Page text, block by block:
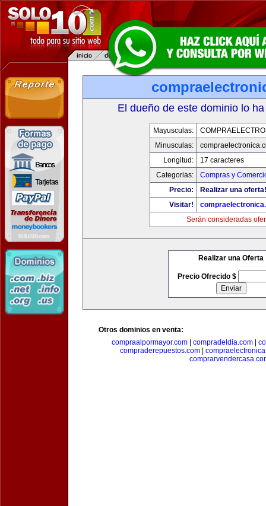
El dueño de este dominio lo
Mayusculas:
Minusculas:
Longitud:
17 caracteres
Categorias:
Compras y
Precio:
Realizar una oferta!
Visitar!
Serán consideradas
Realizar una Oferta
Precio Ofrecido $
Otros dominios en venta:
compraalpormayor.com| compradeldia.com|
compraderepuestos.com|